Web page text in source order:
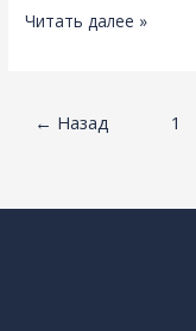
Можно
без
Читать далее »
← Назад 1